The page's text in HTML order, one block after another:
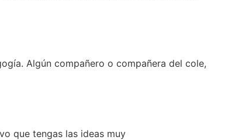
Algún compañero o compañera del cole,
que tengas las ideas muy